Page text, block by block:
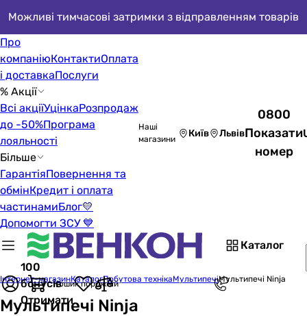
Можливі тимчасові затримки з відправленням товарів
Про
компаніюКонтактиОплата
і доставкаПослуги
% Акції
Всі акціїУцінкаРозпродаж
до -50%Програма
лояльності
Більше
ГарантіяПовернення та
обмінКредит і оплата
частинамиБлог💛
Допомогти ЗСУ 💙
Наші
магазини
Київ Львів
0800
Показати
номер
Каталог
100
бонусів
Отримати
Кошик порожній
Інтернет-магазинКаталогПобутова технікаМультипечіМультипечі Ninja
Мультипечі Ninja